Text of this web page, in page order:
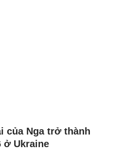
của Nga trở thành
ở Ukraine